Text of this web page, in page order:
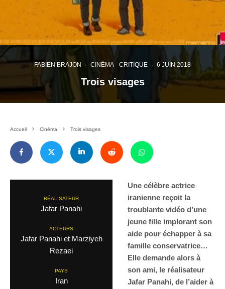
FABIEN BRAJON · CINÉMA CRITIQUE · 6 JUIN 2018
Trois visages
Accueil Cinéma Trois visages
RÉALISATEUR
Jafar Panahi
ACTEURS
Jafar Panahi et Marziyeh
Rezaei
PAYS
Iran
Une célèbre actrice
iranienne reçoit la
troublante vidéo d’une
jeune fille implorant son
aide pour échapper à sa
famille conservatrice…
Elle demande alors à
son ami, le réalisateur
Jafar Panahi, de l’aider à